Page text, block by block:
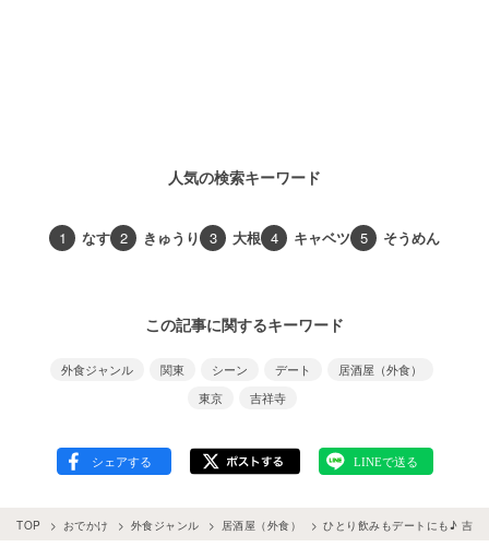
人気の検索キーワード
1 なす 2 きゅうり 3 大根 4 キャベツ 5 そうめん
この記事に関するキーワード
外食ジャンル 関東 シーン デート
居酒屋（外食）
東京
吉祥寺
TOP おでかけ 外食ジャンル 居酒屋（外食） ひとり飲みもデートにも♪ 吉祥